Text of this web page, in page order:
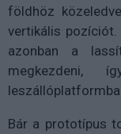
földhöz
vertikális
azonban a
megkezdeni,
Bár a prototípus